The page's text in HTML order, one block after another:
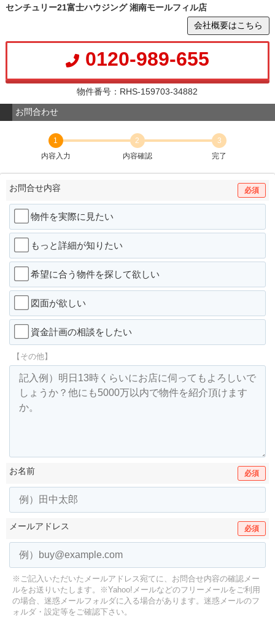
センチュリー21富士ハウジング 湘南モールフィル店
会社概要はこちら
0120-989-655
物件番号：RHS-159703-34882
お問合わせ
1
内容入力
2
内容確認
3
完了
お問合せ内容 必須
物件を実際に見たい
もっと詳細が知りたい
希望に合う物件を探して欲しい
図面が欲しい
資金計画の相談をしたい
【その他】
お名前 必須
メールアドレス 必須
※ご記入いただいたメールアドレス宛てに、お問合せ内容の確認メー
ルをお送りいたします。
※Yahoo!メールなどのフリーメールをご利用
の場合、迷惑メールフォルダに入る場合があります。 迷惑メールのフ
ォルダ・設定等をご確認下さい。